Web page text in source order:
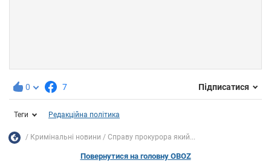
0 7 Підписатися
Теги Редакційна політика
Кримінальні новини Справу прокурора який...
Повернутися на головну OBOZ